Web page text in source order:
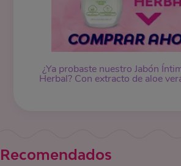
¿Ya probaste nuestroJabón
Herbal? Con extracto de aloe
Recomendados